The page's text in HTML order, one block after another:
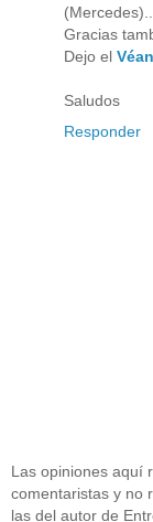
Gracias
Dejo el
Saludos
Responder
Las opiniones aquí
comentaristas y no
las del autor de